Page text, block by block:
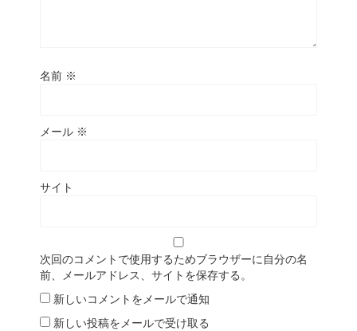
名前 ※
メール ※
サイト
次回のコメントで使用するためブラウザーに自分の名
前、メールアドレス、サイトを保存する。
新しいコメントをメールで通知
新しい投稿をメールで受け取る